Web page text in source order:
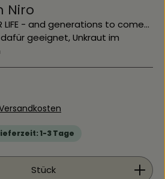
Niro
LIFE - and generations to come...
geeignet, Unkraut im
1-3 Tage
den gewünschten Wert
Stück